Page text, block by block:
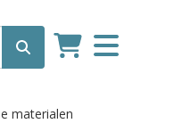
Toggle
navigation
materialen